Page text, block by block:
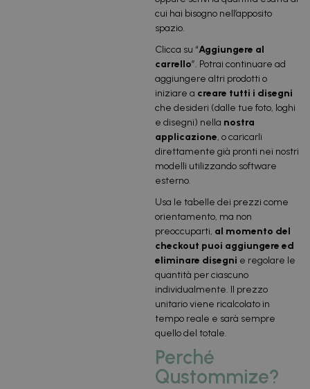
cui hai bisogno nell’apposito
spazio.
Clicca su “Aggiungere al
carrello”. Potrai continuare ad
aggiungere altri prodotti o
iniziare a creare tutti i disegni
che desideri (dalle tue foto, loghi
e disegni) nella nostra
applicazione, o caricarli
direttamente già pronti nei nostri
modelli utilizzando software
esterno.
Usa le tabelle dei prezzi come
orientamento, ma non
preoccuparti, al momento del
checkout puoi aggiungere ed
eliminare disegni e regolare le
quantità per ciascuno
individualmente. Il prezzo
unitario viene ricalcolato in
tempo reale e sarà sempre
quello del totale.
Perché
Qustommize?